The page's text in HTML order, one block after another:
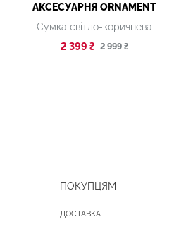
АКСЕСУАРНЯ ОRNAMENT
Сумка світло-коричнева
2 399 ₴ 2 999 ₴
ПОКУПЦЯМ
ДОСТАВКА